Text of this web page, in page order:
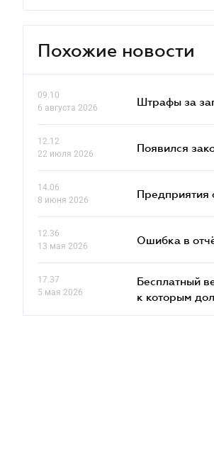
Похожие новости
09.10
6 августа 2026
Штрафы за
12.12
22 июля 2026
Появился
14.06
8 июня 2026
Предприятия
12.36
13 мая 2026
Ошибка в
17.37
5 мая 2026
Бесплатный
к которым